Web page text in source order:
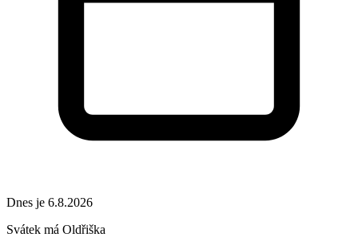
Dnes je 6.8.2026
Svátek má Oldřiška